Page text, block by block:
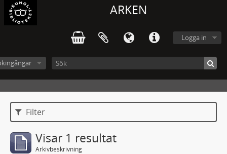
ARKEN
Logga in
Filter
Visar 1 resultat
Arkivbeskrivning